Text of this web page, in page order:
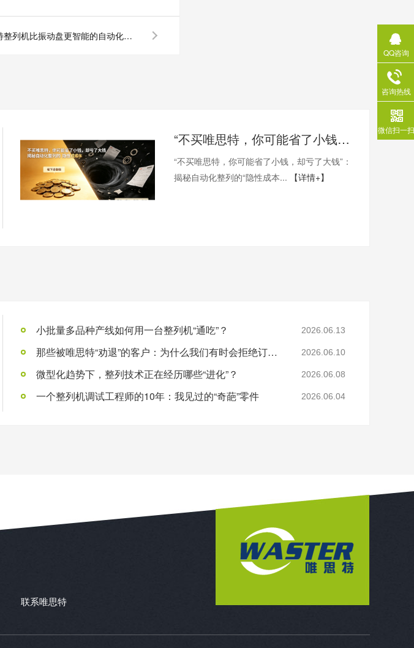
唯思特整列机比振动盘更智能的自动化排列设备
“不买唯思特，你可能省了小钱，却亏了大钱”：揭秘自动化整列的“隐性成本”黑洞
“不买唯思特，你可能省了小钱，却亏了大钱”：
揭秘自动化整列的“隐性成本...
【详情+】
小批量多品种产线如何用一台整列机“通吃”？ 2026.06.13
那些被唯思特“劝退”的客户：为什么我们有时会拒绝订单？ 2026.06.10
微型化趋势下，整列技术正在经历哪些“进化”？ 2026.06.08
一个整列机调试工程师的10年：我见过的“​奇葩”零件 2026.06.04
联系唯思特
QQ咨询
咨询热线
微信扫一扫